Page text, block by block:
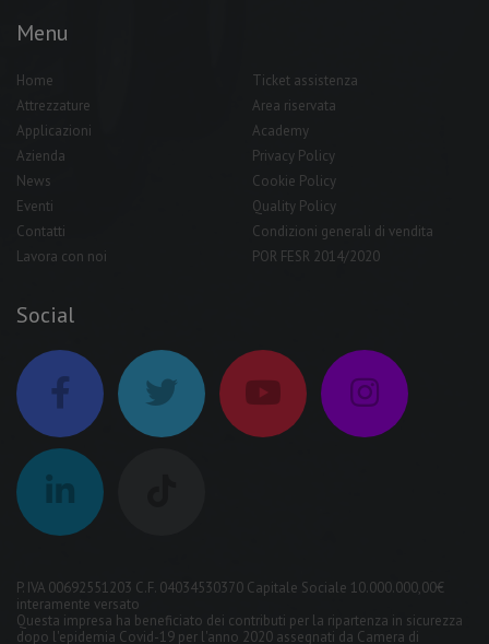
Menu
Home
Attrezzature
Applicazioni
Azienda
News
Eventi
Contatti
Lavora con noi
Ticket assistenza
Area riservata
Academy
Privacy Policy
Cookie Policy
Quality Policy
Condizioni generali di vendita
POR FESR 2014/2020
Social
P. IVA 00692551203 C.F. 04034530370 Capitale Sociale 10.000.000,00€
interamente versato
Questa impresa ha beneficiato dei contributi per la ripartenza in sicurezza
dopo l'epidemia Covid-19 per l'anno 2020 assegnati da Camera di